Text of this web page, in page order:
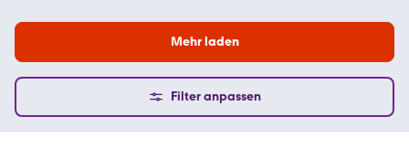
Mehr laden
Filter anpassen